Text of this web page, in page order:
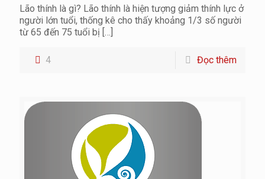
Lão thính là gì? Lão thính là hiện tượng giảm thính lực ở
người lớn tuổi, thống kê cho thấy khoảng 1/3 số người
từ 65 đến 75 tuổi bị […]
4 Đọc thêm